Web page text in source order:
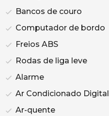
Bancos de couro
Computador de bordo
Freios ABS
Rodas de liga leve
Alarme
Ar Condicionado Digital
Ar-quente